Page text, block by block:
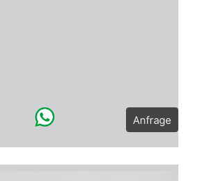
Anfrage